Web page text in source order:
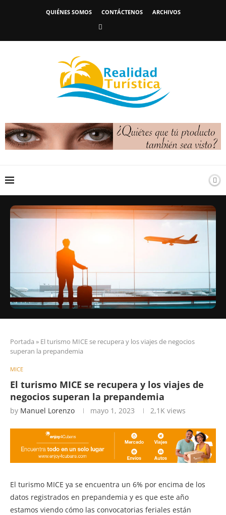
QUIÉNES SOMOS CONTÁCTENOS ARCHIVOS
Portada » El turismo MICE se recupera y los viajes de negocios
superan la prepandemia
MICE
El turismo MICE se recupera y los viajes de
negocios superan la prepandemia
by Manuel Lorenzo mayo 1, 2023 2,1K views
El turismo MICE ya se encuentra un 6% por encima de los
datos registrados en prepandemia y es que este año
estamos viendo cómo las convocatorias feriales están